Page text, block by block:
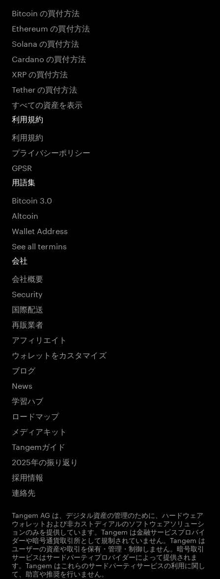
Bitcoin の買付方法
Ethereum の買付方法
Solana の買付方法
Cardano の買付方法
XRP の買付方法
Tether の買付方法
すべての資産を表示
利用規約
利用規約
プライバシーポリシー
GPSR
用語集
Bitcoin 3.0
Altcoin
Wallet Address
See all termins
会社
会社概要
Security
国際配送
再販業者
アフィリエイト
ウォレットをカスタマイズ
ブログ
News
学習ハブ
ロードマップ
メディアキット
Tangemガイド
2025年の振り返り
採用情報
連絡先
Tangem AG は、デジタル資産の管理のために、ハードウェア
ウォレットおよび非カストディアルのソフトウェアソリューシ
ョンのみを提供しています。Tangem は金融サービスプロバイ
ダーや暗号通貨取引所として規制されていません。Tangem は
ユーザーの資産や取引を保有・管理・制御しません。暗号取引
サービスはサードパーティプロバイダーによって提供されま
す。Tangem はこれらのサードパーティサービスの利用に関し
て、助言や推奨を行いません。